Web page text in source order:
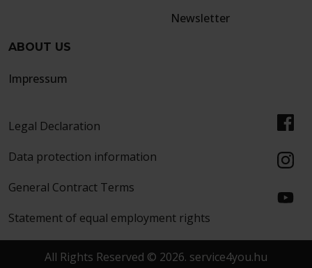
Newsletter
ABOUT US
Impressum
Legal Declaration
Data protection information
General Contract Terms
Statement of equal employment rights
All Rights Reserved © 2026. service4you.hu